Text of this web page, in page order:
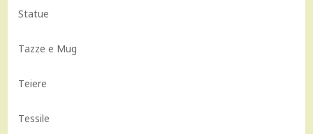
Statue
Tazze e Mug
Teiere
Tessile